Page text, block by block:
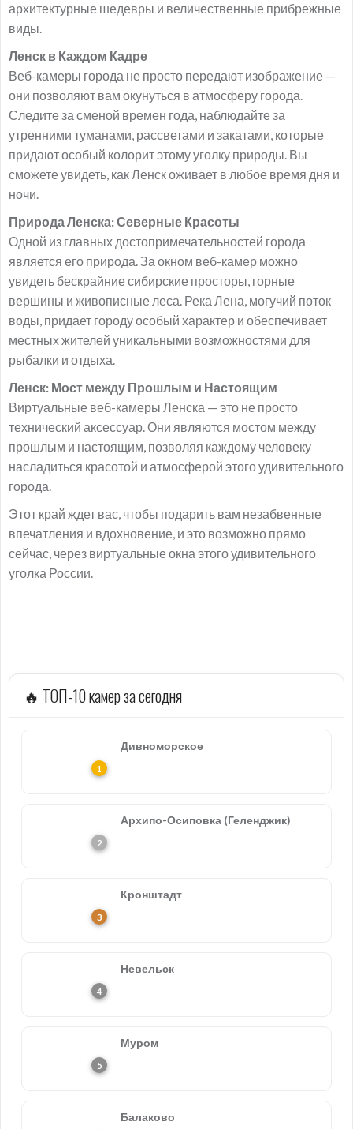
архитектурные шедевры и величественные прибрежные
виды.
Ленск в Каждом Кадре
Веб-камеры города не просто передают изображение —
они позволяют вам окунуться в атмосферу города.
Следите за сменой времен года, наблюдайте за
утренними туманами, рассветами и закатами, которые
придают особый колорит этому уголку природы. Вы
сможете увидеть, как Ленск оживает в любое время дня и
ночи.
Природа Ленска: Северные Красоты
Одной из главных достопримечательностей города
является его природа. За окном веб-камер можно
увидеть бескрайние сибирские просторы, горные
вершины и живописные леса. Река Лена, могучий поток
воды, придает городу особый характер и обеспечивает
местных жителей уникальными возможностями для
рыбалки и отдыха.
Ленск: Мост между Прошлым и Настоящим
Виртуальные веб-камеры Ленска — это не просто
технический аксессуар. Они являются мостом между
прошлым и настоящим, позволяя каждому человеку
насладиться красотой и атмосферой этого удивительного
города.
Этот край ждет вас, чтобы подарить вам незабвенные
впечатления и вдохновение, и это возможно прямо
сейчас, через виртуальные окна этого удивительного
уголка России.
🔥 ТОП-10 камер за сегодня
Дивноморское
Архипо-Осиповка (Геленджик)
Кронштадт
Невельск
Муром
Балаково